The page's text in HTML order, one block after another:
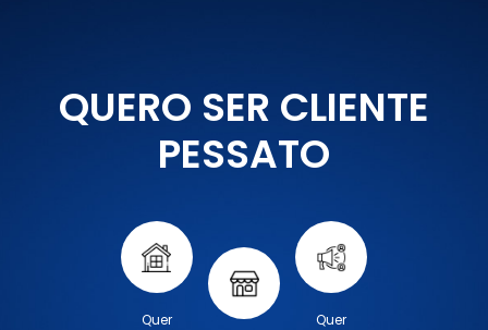
QUERO SER CLIENTE
PESSATO
Quer
Quer